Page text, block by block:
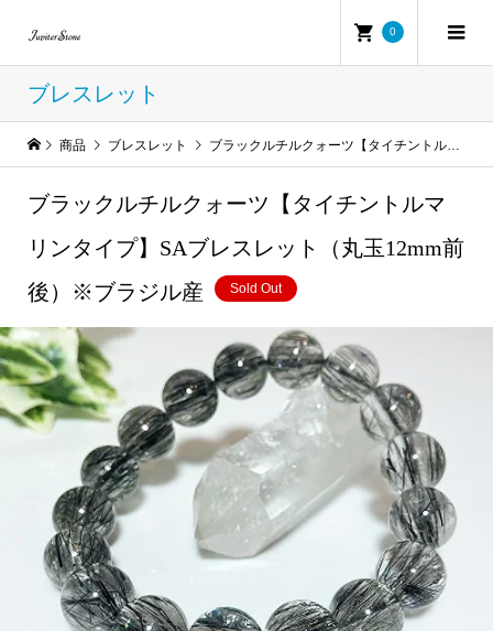
0
ブレスレット
商品 ブレスレット ブラックルチルクォーツ【タイチントルマリンタイプ】SAブレスレット（丸玉12mm前後）※ブラジル産
ブラックルチルクォーツ【タイチントルマ
リンタイプ】SAブレスレット（丸玉12mm前
後）※ブラジル産
Sold Out